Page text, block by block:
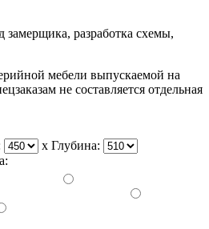
замерщика, разработка схемы,
мебели выпускаемой на
не составляется отдельная
x Глубина: